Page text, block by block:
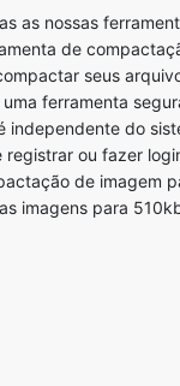
independente do
registrar ou fazer
de imagem
imagens para
de